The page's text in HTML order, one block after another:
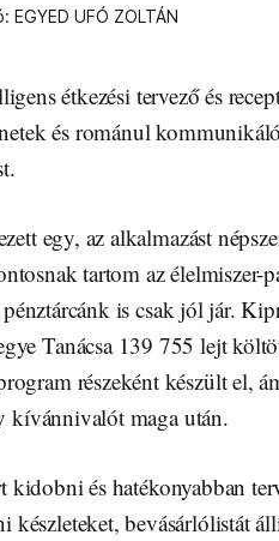
UFÓ ZOLTÁN
étkezési tervező és
és románul
egy, az alkalmazást
tartom az élelmiszer-
is csak jól jár.
Tanácsa 139 755 lejt
részeként készült el,
kívánnivalót maga után.
kidobni és hatékonyabban
bevásárlólistát